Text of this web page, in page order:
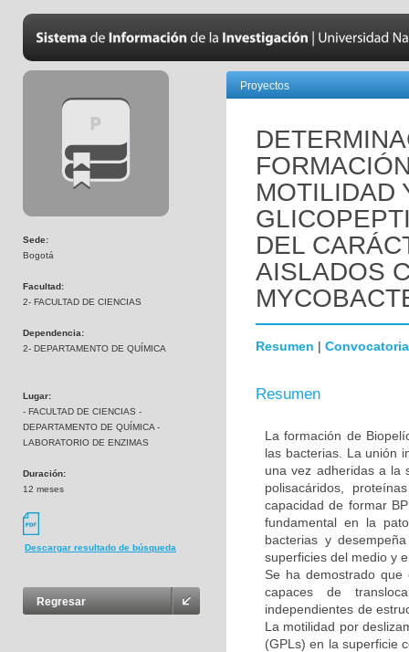
Sede:
Bogotá
Facultad:
2- FACULTAD DE CIENCIAS
Dependencia:
2- DEPARTAMENTO DE QUÍMICA
Lugar:
- FACULTAD DE CIENCIAS -
DEPARTAMENTO DE QUÍMICA -
LABORATORIO DE ENZIMAS
Duración:
12 meses
Descargar resultado de búsqueda
Regresar
Proyectos
MOTILIDAD
DEL
AISLADOS
Resumen | Convocatoria
Resumen
La formación de
las bacterias. La unión
una vez adheridas a la
polisacáridos,
capacidad de formar
fundamental en la
bacterias y
superficies del medio y
Se ha demostrado que
capaces de
independientes de
La motilidad por
(GPLs) en la superficie